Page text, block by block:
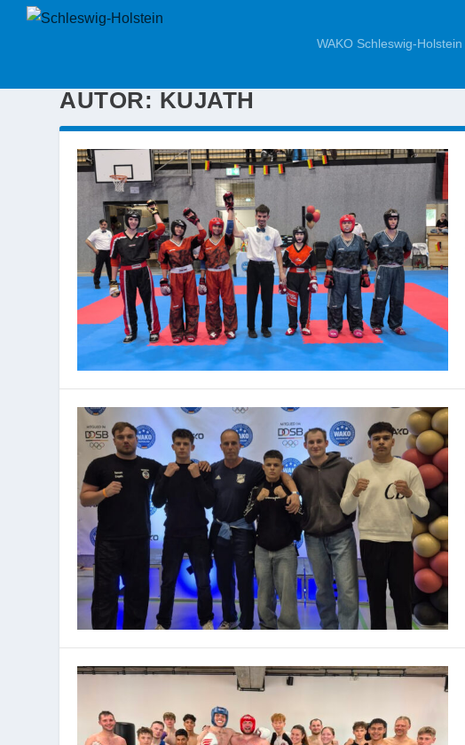
WAKO Schleswig-Holstein
AUTOR: KUJATH